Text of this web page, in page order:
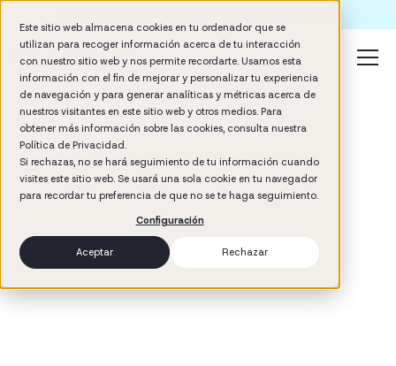
Este sitio web almacena cookies en tu ordenador que se
utilizan para recoger información acerca de tu interacción
con nuestro sitio web y nos permite recordarte. Usamos esta
información con el fin de mejorar y personalizar tu experiencia
de navegación y para generar analíticas y métricas acerca de
nuestros visitantes en este sitio web y otros medios. Para
obtener más información sobre las cookies, consulta nuestra
Política de Privacidad.
Si rechazas, no se hará seguimiento de tu información cuando
visites este sitio web. Se usará una sola cookie en tu navegador
para recordar tu preferencia de que no se te haga seguimiento.
Configuración
Aceptar Rechazar
min read